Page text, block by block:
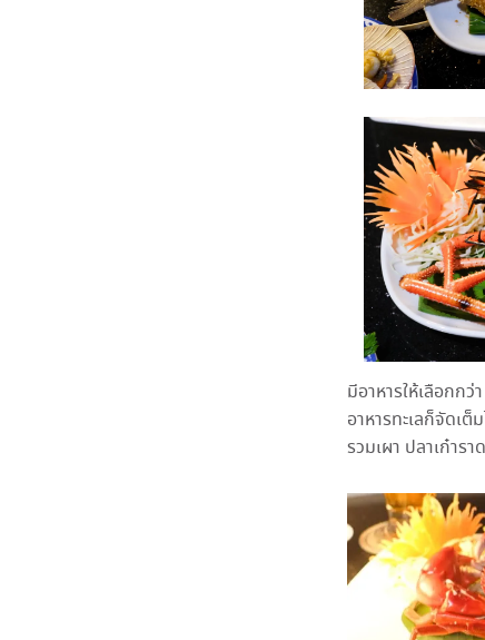
มีอาหารให้เลือกก
อาหารทะเลก็จัดเ
รวมเผา ปลาเก๋าร